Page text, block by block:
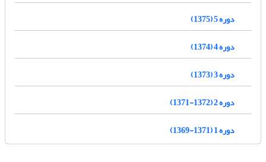
دوره 5 (1375)
دوره 4 (1374)
دوره 3 (1373)
دوره 2 (1372-1371)
دوره 1 (1371-1369)